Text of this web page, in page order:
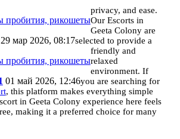
пробития, рикошеты
29 мар 2026, 08:17
пробития, рикошеты
01 май 2026, 12:46
privacy, and ease.
Our Escorts in
Geeta Colony are
selected to provide a
friendly and
relaxed
environment. If
you are searching for
, this platform makes everything simple
in Geeta Colony experience here feels
making it a preferred choice for many